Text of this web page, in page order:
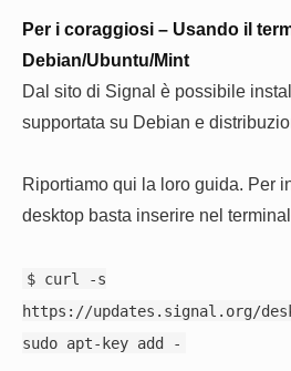
Per i coraggiosi – Usando il
Debian/Ubuntu/Mint
Dal sito di Signal è possibile
supportata su Debian e
Riportiamo qui la loro guida. Per
desktop basta inserire nel
$ curl -s
https://updates.signal.org/
sudo apt-key add -